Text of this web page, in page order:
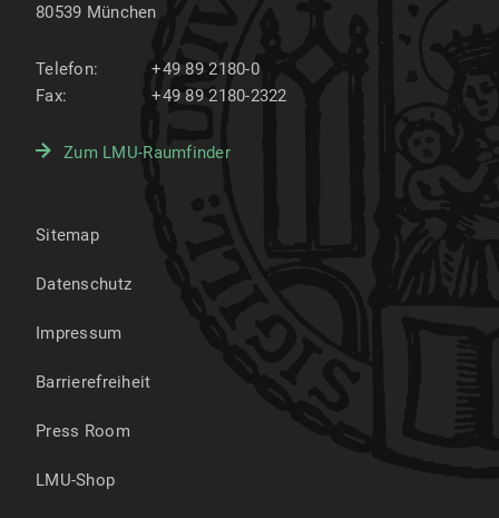
80539 München
Telefon:
+49 89 2180-0
Fax:
+49 89 2180-2322
Zum LMU-Raumfinder
Sitemap
Datenschutz
Impressum
Barrierefreiheit
Press Room
LMU-Shop